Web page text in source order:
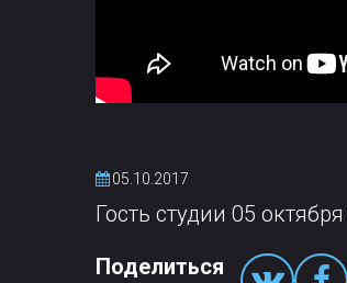
05.10.2017
Гость студии 05
Поделиться